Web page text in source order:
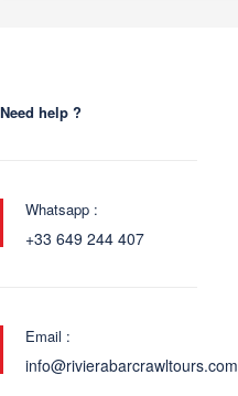
Need help ?
Whatsapp :
+33 649 244 407
Email :
info@rivierabarcrawltours.com